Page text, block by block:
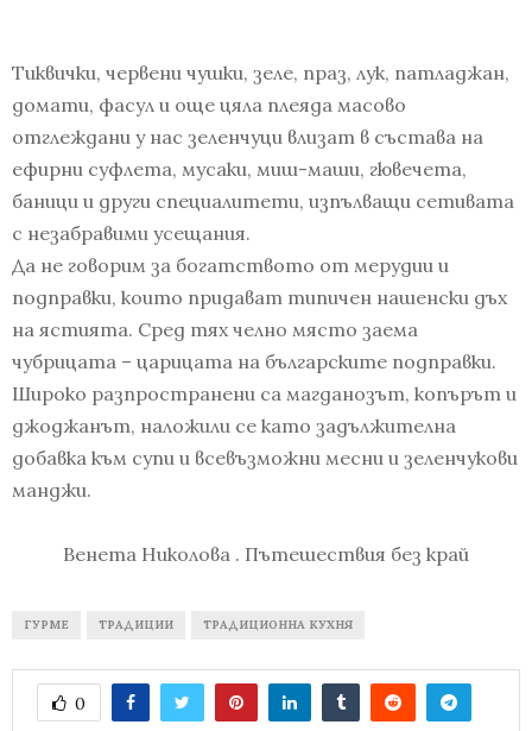
Тиквички, червени чушки, зеле, праз, лук, патладжан,
домати, фасул и още цяла плеяда масово
отглеждани у нас зеленчуци влизат в състава на
ефирни суфлета, мусаки, миш-маши, гювечета,
баници и други специалитети, изпълващи сетивата
с незабравими усещания.
Да не говорим за богатството от мерудии и
подправки, които придават типичен нашенски дъх
на ястията. Сред тях челно място заема
чубрицата – царицата на българските подправки.
Широко разпространени са магданозът, копърът и
джоджанът, наложили се като задължителна
добавка към супи и всевъзможни месни и зеленчукови
манджи.
Венета Николова . Пътешествия без край
ГУРМЕ ТРАДИЦИИ ТРАДИЦИОННА КУХНЯ
0